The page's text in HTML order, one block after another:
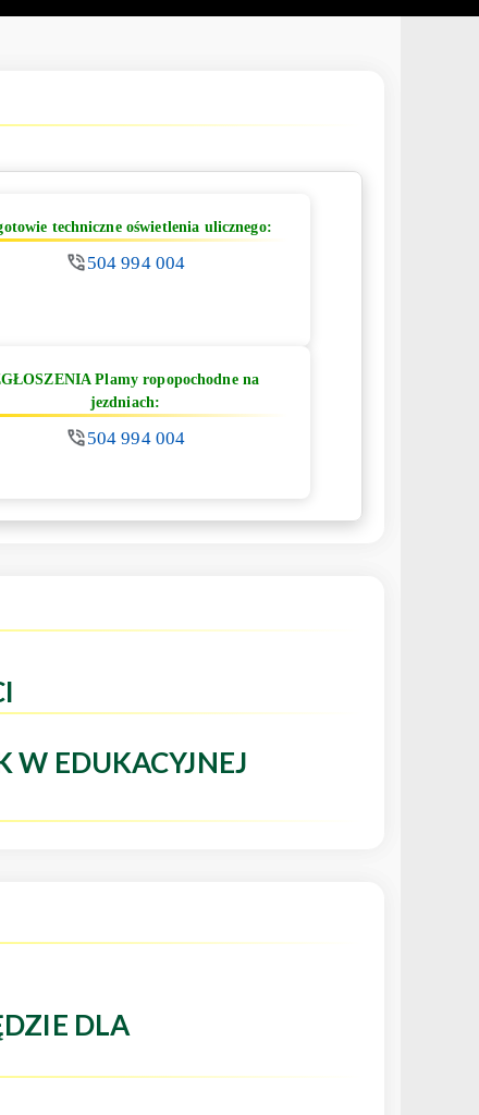
techniczne oświetlenia ulicznego:
504 994 004
Plamy ropopochodne na
jezdniach:
504 994 004
W EDUKACYJNEJ
DLA